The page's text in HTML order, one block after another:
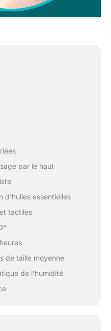
par le haut
d’huiles essentielles
tactiles
de taille moyenne
de l’humidité